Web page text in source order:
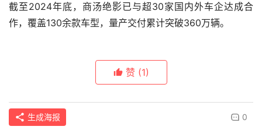
截至2024年底，商汤绝影已与超30家国内外车企达成合
作，覆盖130余款车型，量产交付累计突破360万辆。
赞 (1)
生成海报 0